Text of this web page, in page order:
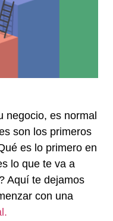
negocio, es normal
son los primeros
es lo primero en
lo que te va a
Aquí te dejamos
con una